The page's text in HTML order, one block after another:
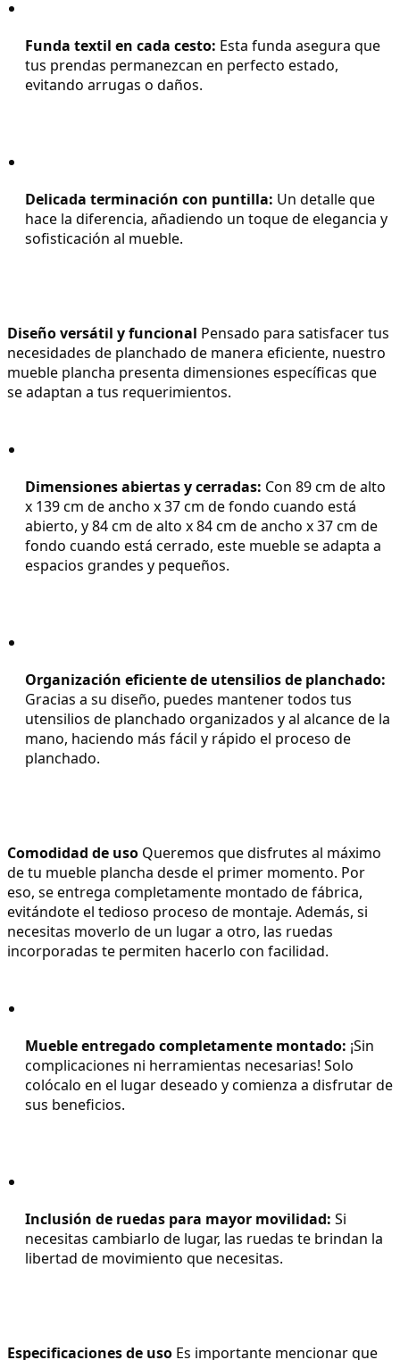
Funda textil en cada cesto: Esta funda asegura que
tus prendas permanezcan en perfecto estado,
evitando arrugas o daños.
Delicada terminación con puntilla: Un detalle que
hace la diferencia, añadiendo un toque de elegancia y
sofisticación al mueble.
Diseño versátil y funcional Pensado para satisfacer tus
necesidades de planchado de manera eficiente, nuestro
mueble plancha presenta dimensiones específicas que
se adaptan a tus requerimientos.
Dimensiones abiertas y cerradas: Con 89 cm de alto
x 139 cm de ancho x 37 cm de fondo cuando está
abierto, y 84 cm de alto x 84 cm de ancho x 37 cm de
fondo cuando está cerrado, este mueble se adapta a
espacios grandes y pequeños.
Organización eficiente de utensilios de planchado:
Gracias a su diseño, puedes mantener todos tus
utensilios de planchado organizados y al alcance de la
mano, haciendo más fácil y rápido el proceso de
planchado.
Comodidad de uso Queremos que disfrutes al máximo
de tu mueble plancha desde el primer momento. Por
eso, se entrega completamente montado de fábrica,
evitándote el tedioso proceso de montaje. Además, si
necesitas moverlo de un lugar a otro, las ruedas
incorporadas te permiten hacerlo con facilidad.
Mueble entregado completamente montado: ¡Sin
complicaciones ni herramientas necesarias! Solo
colócalo en el lugar deseado y comienza a disfrutar de
sus beneficios.
Inclusión de ruedas para mayor movilidad: Si
necesitas cambiarlo de lugar, las ruedas te brindan la
libertad de movimiento que necesitas.
Especificaciones de uso Es importante mencionar que